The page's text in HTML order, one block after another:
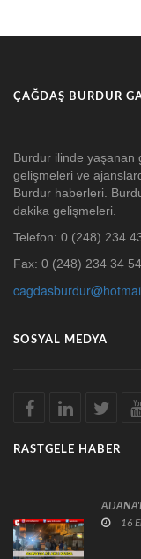
ÇAĞDAŞ BURDUR
Burdur ilinde yaşanan
gelişmeleri ve
Burdur haberleri.
dakika gelişmeleri.
Telefon: 0 (248) 234
Fax: 0 (248) 234 34 54
SOSYAL MEDYA
RASTGELE HABER
16